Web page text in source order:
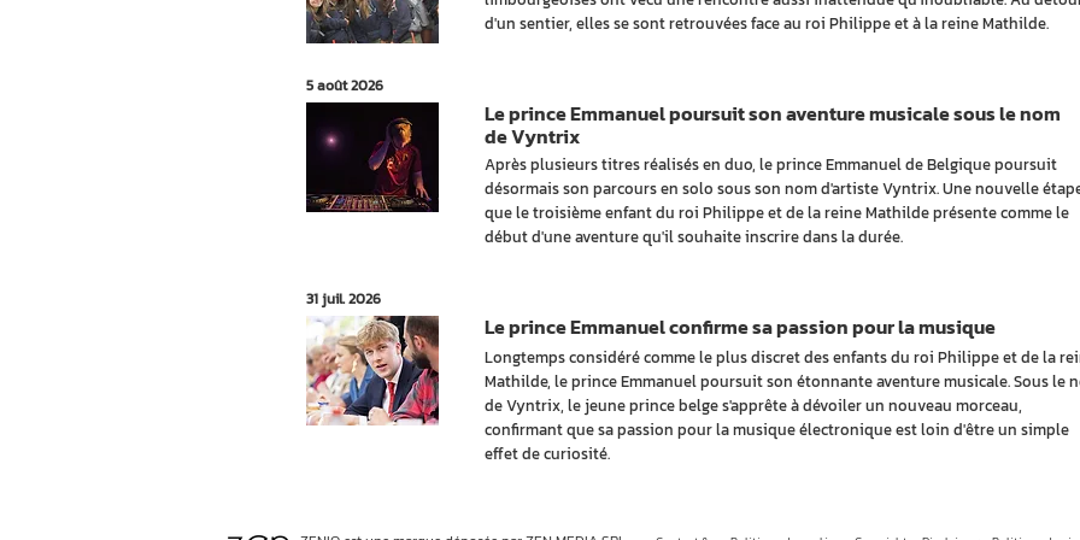
d'un sentier, elles se sont retrouvées face au roi Philippe et à la reine Mathilde.
5 août 2026
Après plusieurs titres réalisés en duo, le prince Emmanuel de Belgique poursuit
désormais son parcours en solo sous son nom d'artiste Vyntrix. Une nouvelle
que le troisième enfant du roi Philippe et de la reine Mathilde présente comme le
début d'une aventure qu'il souhaite inscrire dans la durée.
Le prince Emmanuel poursuit son aventure musicale sous le nom
de Vyntrix
31 juil. 2026
Longtemps considéré comme le plus discret des enfants du roi Philippe et de la
Mathilde, le prince Emmanuel poursuit son étonnante aventure musicale. Sous le
de Vyntrix, le jeune prince belge s'apprête à dévoiler un nouveau morceau,
confirmant que sa passion pour la musique électronique est loin d'être un simple
effet de curiosité.
Le prince Emmanuel confirme sa passion pour la musique